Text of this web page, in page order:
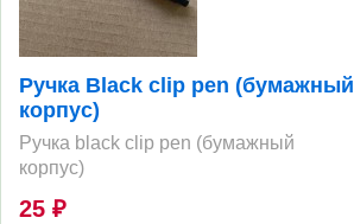
Ручка Black clip pen (бумажный
корпус)
Ручка black clip pen (бумажный
корпус)
25 ₽